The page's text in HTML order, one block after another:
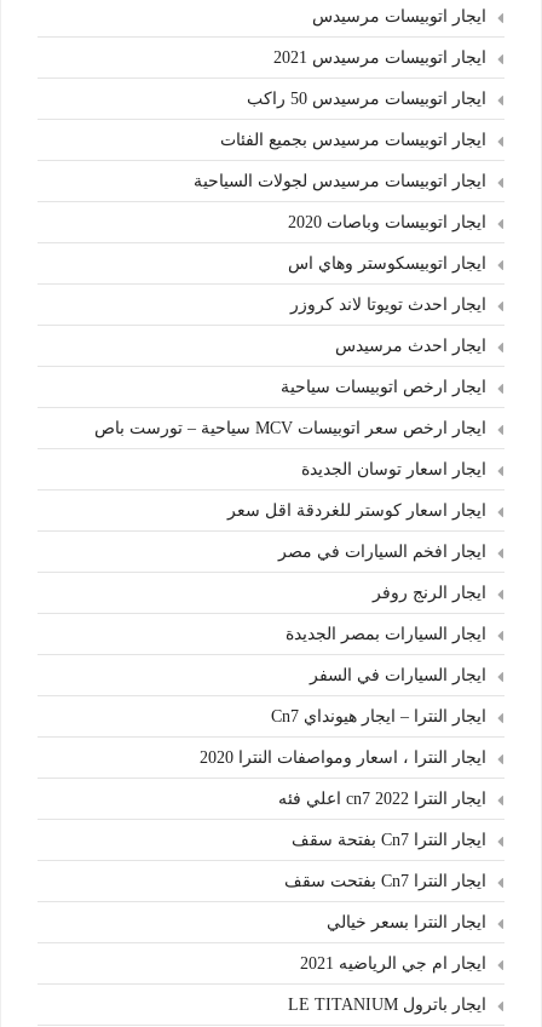
ايجار اتوبيسات مرسيدس
ايجار اتوبيسات مرسيدس 2021
ايجار اتوبيسات مرسيدس 50 راكب
ايجار اتوبيسات مرسيدس بجميع الفئات
ايجار اتوبيسات مرسيدس لجولات السياحية
ايجار اتوبيسات وباصات 2020
ايجار اتوبيسكوستر وهاي اس
ايجار احدث تويوتا لاند كروزر
ايجار احدث مرسيدس
ايجار ارخص اتوبيسات سياحية
ايجار ارخص سعر اتوبيسات MCV سياحية – تورست باص
ايجار اسعار توسان الجديدة
ايجار اسعار كوستر للغردقة اقل سعر
ايجار افخم السيارات في مصر
ايجار الرنج روفر
ايجار السيارات بمصر الجديدة
ايجار السيارات في السفر
ايجار النترا – ايجار هيونداي Cn7
ايجار النترا ، اسعار ومواصفات النترا 2020
ايجار النترا cn7 2022 اعلي فئه
ايجار النترا Cn7 بفتحة سقف
ايجار النترا Cn7 بفتحت سقف
ايجار النترا بسعر خيالي
ايجار ام جي الرياضيه 2021
ايجار باترول LE TITANIUM